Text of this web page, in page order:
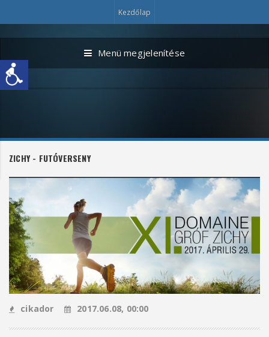
Kezdőlap
Menü megjelenítése
ZICHY - FUTÓVERSENY
cikador 2017.06.08, 00:00